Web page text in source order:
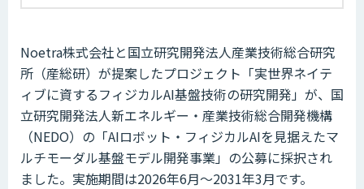
Noetra株式会社と国立研究開発法人産業技術総合研究
所（産総研）が提案したプロジェクト「実世界ネイテ
ィブに資するフィジカルAI基盤技術の研究開発」が、国
立研究開発法人新エネルギー・産業技術総合開発機構
（NEDO）の「AIロボット・フィジカルAIを見据えたマ
ルチモーダル基盤モデル開発事業」の公募に採択され
ました。実施期間は2026年6月～2031年3月です。